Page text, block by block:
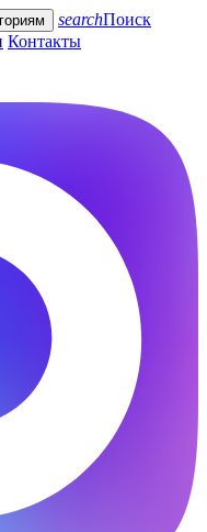
searchПоиск
Контакты